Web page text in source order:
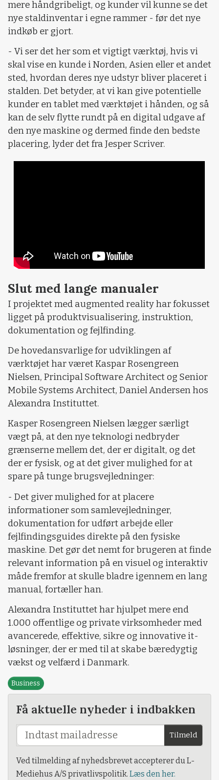
mere håndgribeligt, og kunder vil kunne se det
nye staldinventar i egne rammer - før det nye
indkøb er gjort.
- Vi ser det her som et vigtigt værktøj, hvis vi
skal vise en kunde i Norden, Asien eller et andet
sted, hvordan deres nye udstyr bliver placeret i
stalden. Det betyder, at vi kan give potentielle
kunder en tablet med værktøjet i hånden, og så
kan de selv flytte rundt på en digital udgave af
den nye maskine og dermed finde den bedste
placering, lyder det fra Jesper Scriver.
Slut med lange manualer
I projektet med augmented reality har fokusset
ligget på produktvisualisering, instruktion,
dokumentation og fejlfinding.
De hovedansvarlige for udviklingen af
værktøjet har været Kaspar Rosengreen
Nielsen, Principal Software Architect og Senior
Mobile Systems Architect, Daniel Andersen hos
Alexandra Instituttet.
Kasper Rosengreen Nielsen lægger særligt
vægt på, at den nye teknologi nedbryder
grænserne mellem det, der er digitalt, og det
der er fysisk, og at det giver mulighed for at
spare på tunge brugsvejledninger:
- Det giver mulighed for at placere
informationer som samlevejledninger,
dokumentation for udført arbejde eller
fejlfindingsguides direkte på den fysiske
maskine. Det gør det nemt for brugeren at finde
relevant information på en visuel og interaktiv
måde fremfor at skulle bladre igennem en lang
manual, fortæller han.
Alexandra Instituttet har hjulpet mere end
1.000 offentlige og private virksomheder med
avancerede, effektive, sikre og innovative it-
løsninger, der er med til at skabe bæredygtig
vækst og velfærd i Danmark.
Business
Få aktuelle nyheder i indbakken
Tilmeld
Ved tilmelding af nyhedsbrevet accepterer du L-
Mediehus A/S privatlivspolitik. Læs den her.